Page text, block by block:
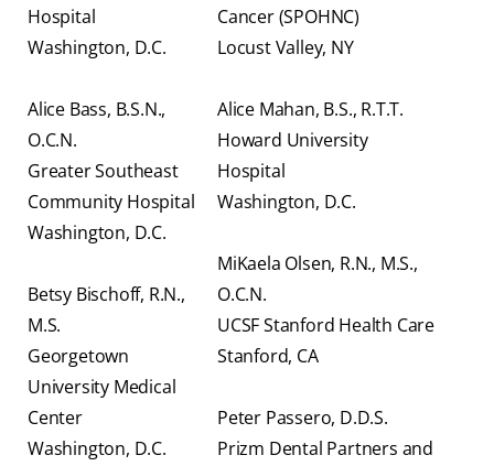
Hospital
Washington, D.C.
Alice Bass, B.S.N.,
O.C.N.
Greater Southeast
Community Hospital
Washington, D.C.
Betsy Bischoff, R.N.,
M.S.
Georgetown
University Medical
Center
Washington, D.C.
Cancer (SPOHNC)
Locust Valley, NY
Alice Mahan, B.S., R.T.T.
Howard University
Hospital
Washington, D.C.
MiKaela Olsen, R.N., M.S.,
O.C.N.
UCSF Stanford Health Care
Stanford, CA
Peter Passero, D.D.S.
Prizm Dental Partners and